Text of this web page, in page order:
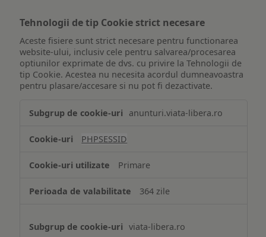
Tehnologii de tip Cookie strict necesare
Aceste fisiere sunt strict necesare pentru functionarea
website-ului, inclusiv cele pentru salvarea/procesarea
optiunilor exprimate de dvs. cu privire la Tehnologii de
tip Cookie. Acestea nu necesita acordul dumneavoastra
pentru plasare/accesare si nu pot fi dezactivate.
de
Cookie
necesare
anunturi.viata-libera.ro
PHPSESSID
Primare
364 zile
viata-libera.ro